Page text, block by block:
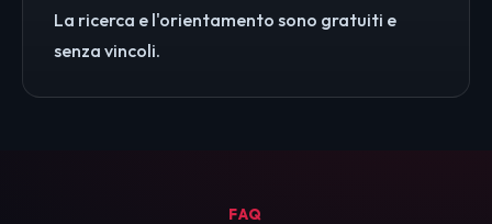
La ricerca e l'orientamento sono gratuiti e
senza vincoli.
FAQ